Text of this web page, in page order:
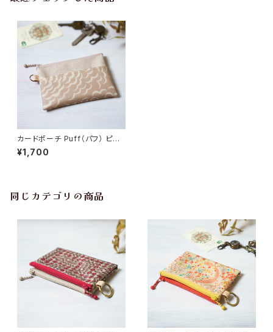
カードポーチ Puff（パフ） ピン
ク リバティラミネート生地
¥1,700
同じカテゴリの商品